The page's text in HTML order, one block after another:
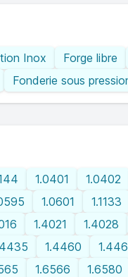
Inox Forge libre
Fonderie sous
1.0401 1.0402
1.0601 1.1133
1.4021 1.4028
1.4460
1.6566 1.6580